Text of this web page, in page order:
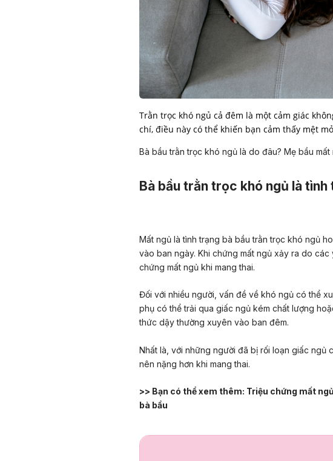
Trằn trọc khó ngủ cả đêm là một cảm giác
chí, điều này có thể khiến bạn cảm thấy mệt
Bà bầu trằn trọc khó ngủ là do đâu? Mẹ bầu
Bà bầu trằn trọc khó ngủ là tình
Mất ngủ là tình trạng bà bầu trằn trọc khó ngủ
vào ban ngày. Khi chứng mất ngủ xảy ra do
chứng mất ngủ khi mang thai.
Đối với nhiều người, vấn đề về khó ngủ có thể
phụ có thể trải qua giấc ngủ kém chất lượng
thức dậy thường xuyên vào ban đêm.
Nhất là, với những người đã bị rối loạn giấc ngủ
nên nặng hơn khi mang thai.
>> Bạn có thể xem thêm: Triệu chứng mất
bà bầu